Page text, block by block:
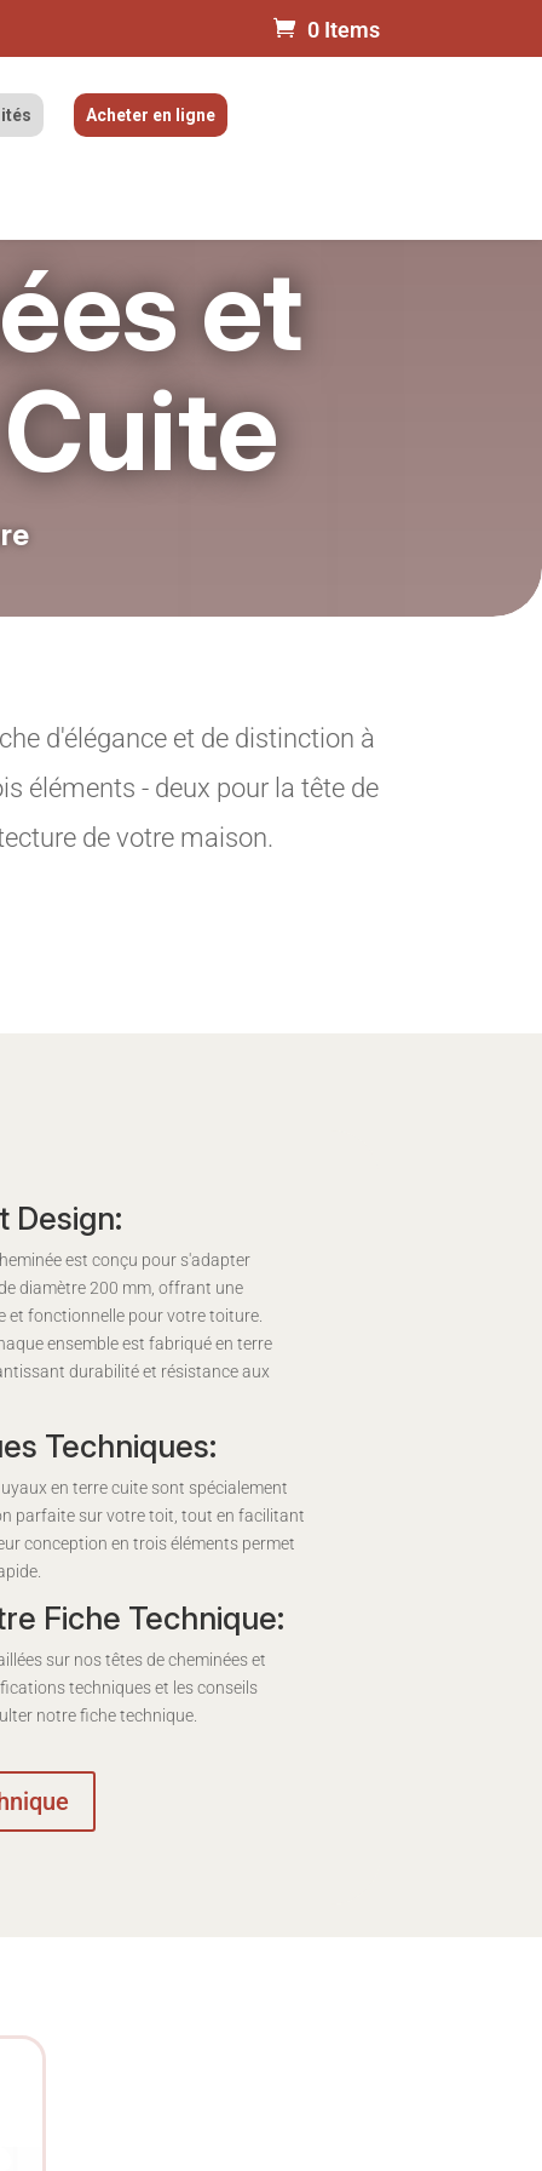
0 Items
Acheter en ligne
et
d'élégance et de distinction à
éléments - deux pour la tête de
de votre maison.
Design:
est conçu pour s'adapter
diamètre 200 mm, offrant une
et fonctionnelle pour votre toiture.
ensemble est fabriqué en terre
durabilité et résistance aux
Techniques:
en terre cuite sont spécialement
parfaite sur votre toit, tout en facilitant
conception en trois éléments permet
Fiche Technique:
sur nos têtes de cheminées et
techniques et les conseils
notre fiche technique.